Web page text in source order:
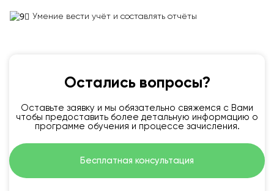
Умение вести учёт и составлять отчёты
Остались вопросы?
Оставьте заявку и мы обязательно свяжемся с Вами
чтобы предоставить более детальную информацию о
программе обучения и процессе зачисления.
Бесплатная консультация